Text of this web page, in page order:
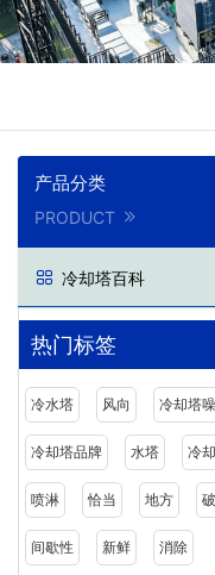
产品分类
PRODUCT
冷却塔百科
热门标签
冷水塔 风向 冷却塔
冷却塔品牌 水塔 冷
喷淋 恰当 地方
间歇性 新鲜 消除